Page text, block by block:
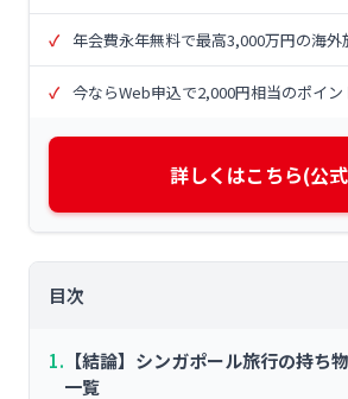
年会費永年無料で最高3,000万円の海外
今ならWeb申込で2,000円相当のポイン
詳しくはこちら(公
目次
【結論】シンガポール旅行の持ち
一覧